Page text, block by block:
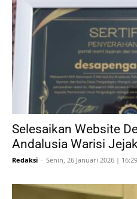
Selesaikan Website
Andalusia Warisi
Redaksi - Senin, 26 Januari 2026 |